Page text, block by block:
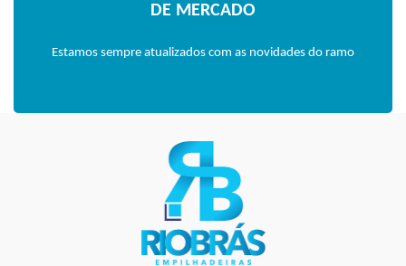
DE MERCADO
Estamos sempre atualizados com as novidades do ramo